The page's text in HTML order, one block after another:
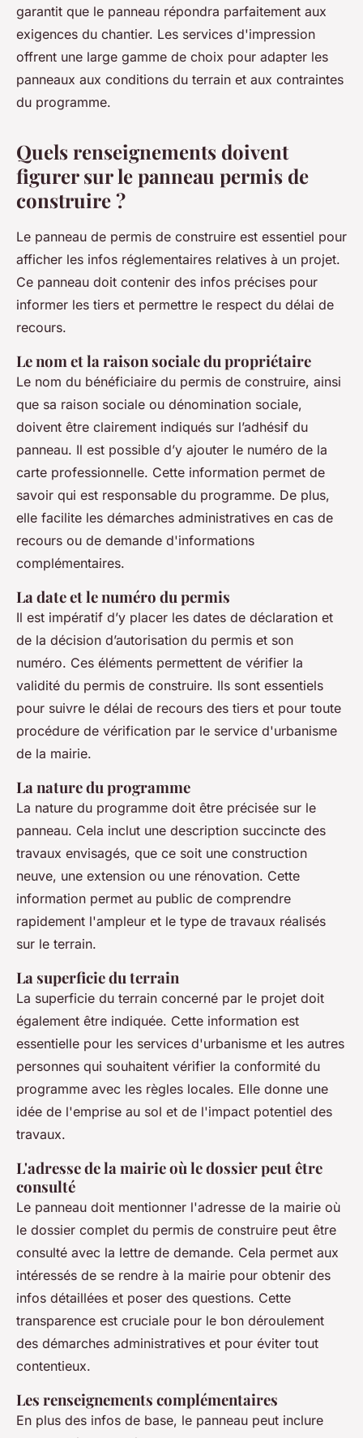
garantit que le panneau répondra parfaitement aux
exigences du chantier. Les services d'impression
offrent une large gamme de choix pour adapter les
panneaux aux conditions du terrain et aux contraintes
du programme.
Quels renseignements doivent
figurer sur le panneau permis de
construire ?
Le panneau de permis de construire est essentiel pour
afficher les infos réglementaires relatives à un projet.
Ce panneau doit contenir des infos précises pour
informer les tiers et permettre le respect du délai de
recours.
Le nom et la raison sociale du propriétaire
Le nom du bénéficiaire du permis de construire, ainsi
que sa raison sociale ou dénomination sociale,
doivent être clairement indiqués sur l’adhésif du
panneau. Il est possible d’y ajouter le numéro de la
carte professionnelle. Cette information permet de
savoir qui est responsable du programme. De plus,
elle facilite les démarches administratives en cas de
recours ou de demande d'informations
complémentaires.
La date et le numéro du permis
Il est impératif d’y placer les dates de déclaration et
de la décision d’autorisation du permis et son
numéro. Ces éléments permettent de vérifier la
validité du permis de construire. Ils sont essentiels
pour suivre le délai de recours des tiers et pour toute
procédure de vérification par le service d'urbanisme
de la mairie.
La nature du programme
La nature du programme doit être précisée sur le
panneau. Cela inclut une description succincte des
travaux envisagés, que ce soit une construction
neuve, une extension ou une rénovation. Cette
information permet au public de comprendre
rapidement l'ampleur et le type de travaux réalisés
sur le terrain.
La superficie du terrain
La superficie du terrain concerné par le projet doit
également être indiquée. Cette information est
essentielle pour les services d'urbanisme et les autres
personnes qui souhaitent vérifier la conformité du
programme avec les règles locales. Elle donne une
idée de l'emprise au sol et de l'impact potentiel des
travaux.
L'adresse de la mairie où le dossier peut être
consulté
Le panneau doit mentionner l'adresse de la mairie où
le dossier complet du permis de construire peut être
consulté avec la lettre de demande. Cela permet aux
intéressés de se rendre à la mairie pour obtenir des
infos détaillées et poser des questions. Cette
transparence est cruciale pour le bon déroulement
des démarches administratives et pour éviter tout
contentieux.
Les renseignements complémentaires
En plus des infos de base, le panneau peut inclure